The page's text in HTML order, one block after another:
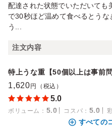
配達された状態でいただいても
で30秒ほど温めて食べるとう
う...
注文内容
特上うな重【50個以上は事前
1,620 円（税込）
5.0
ボリューム ： 5.0 コスパ ： 5.0
すべての